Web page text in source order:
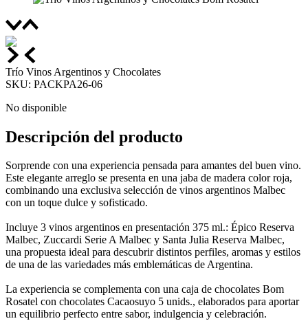
Trío Vinos Argentinos y Chocolates
SKU: PACKPA26-06
No disponible
Descripción del producto
Sorprende con una experiencia pensada para amantes del buen vino.
Este elegante arreglo se presenta en una jaba de madera color roja,
combinando una exclusiva selección de vinos argentinos Malbec
con un toque dulce y sofisticado.
Incluye 3 vinos argentinos en presentación 375 ml.: Épico Reserva
Malbec, Zuccardi Serie A Malbec y Santa Julia Reserva Malbec,
una propuesta ideal para descubrir distintos perfiles, aromas y estilos
de una de las variedades más emblemáticas de Argentina.
La experiencia se complementa con una caja de chocolates Bom
Rosatel con chocolates Cacaosuyo 5 unids., elaborados para aportar
un equilibrio perfecto entre sabor, indulgencia y celebración.